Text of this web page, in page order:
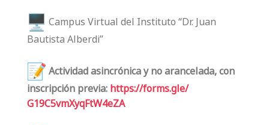
Campus Virtual del Instituto “Dr. Juan
Bautista Alberdi”
Actividad asincrónica y no arancelada, con
inscripción previa:https://forms.gle/
G19C5vmXyqFtW4eZA